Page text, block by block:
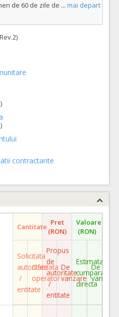
de 60 de zile de ... mai depart
contractante
Cantitate Pret
(RON)
Valoare
(RON)
Solicitata
autoritate
/
entitate
Ofertata
operator
Propus
de
autoritate
/
entitate
De
vanzare
Estimata
cumparare
directa
De
vanzare